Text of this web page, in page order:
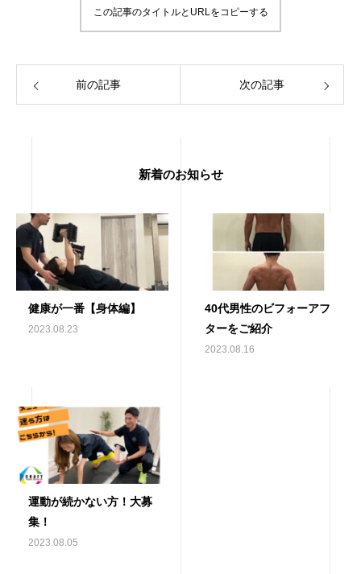
この記事のタイトルとURLをコピーする
前の記事 次の記事
新着のお知らせ
健康が一番【身体編】
2023.08.23
40代男性のビフォーアフ
ターをご紹介
2023.08.16
運動が続かない方！大募
集！
2023.08.05